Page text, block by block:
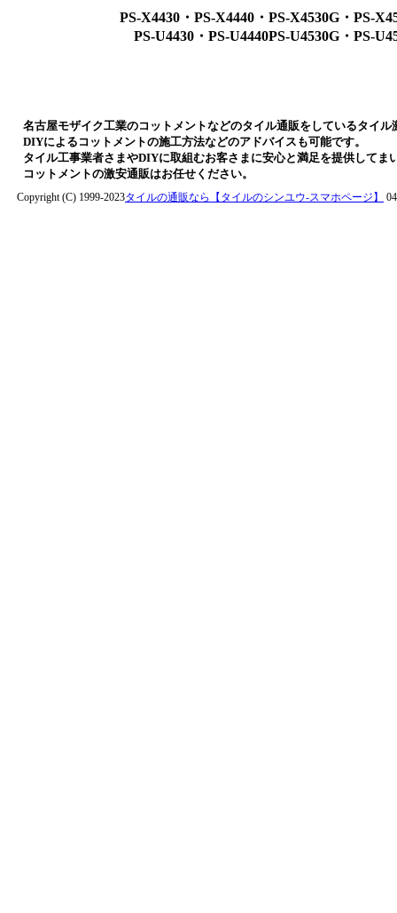
Copyright (C) 1999-2023タイルの通販なら【タイルのシンユウ-スマホページ】
PS-X4430・PS-X4440・PS-X4530G・PS-
PS-U4430・PS-U4440PS-U4530G・PS-
名古屋モザイク工業のコットメントなどのタイル通販をしているタイル
DIYによるコットメントの施工方法などのアドバイスも可能です。
タイル工事業者さまやDIYに取組むお客さまに安心と満足を提供してま
コットメントの激安通販はお任せください。